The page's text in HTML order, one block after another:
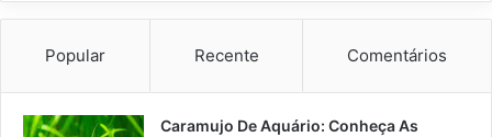
Popular Recente Comentários
Caramujo De Aquário: Conheça As